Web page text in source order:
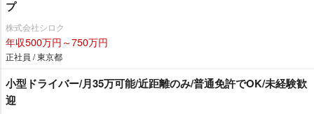
プ
株式会社シロク
年収500万円～750万円
正社員 / 東京都
小型ドライバー/月35万可能/近距離のみ/普通免許でOK/未経験歓
迎